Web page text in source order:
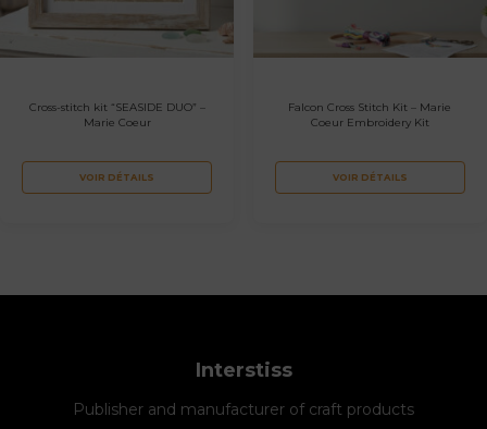
Cross-stitch kit “SEASIDE DUO” –
Marie Coeur
VOIR DÉTAILS
Falcon Cross Stitch Kit – Marie
Coeur Embroidery Kit
VOIR DÉTAILS
Interstiss
Publisher and manufacturer of craft products